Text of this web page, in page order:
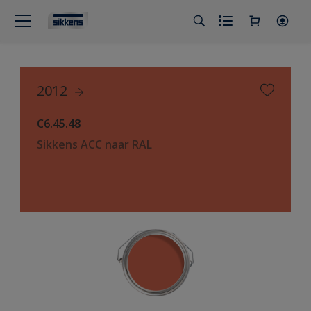
2012
C6.45.48
Sikkens ACC naar RAL